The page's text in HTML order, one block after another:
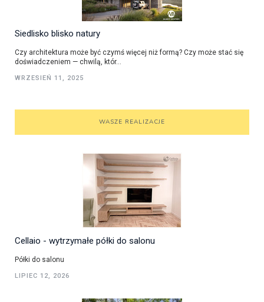
Siedlisko blisko natury
Czy architektura może być czymś więcej niż formą? Czy może stać się
doświadczeniem — chwilą, któr...
WRZESIEŃ 11, 2025
WASZE REALIZACJE
Cellaio - wytrzymałe półki do salonu
Półki do salonu
LIPIEC 12, 2026